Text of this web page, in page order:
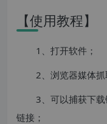
【使用教程】
1、打开软件；
2、浏览器媒体抓
3、可以捕获下
链接；